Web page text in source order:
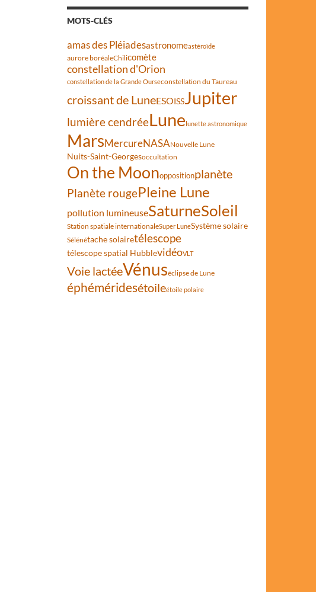
MOTS-CLÉS
amas des Pléiadesastronomeastéroïde
aurore boréaleChilicomète
constellation d'Orion
constellation de la Grande Ourseconstellation du Taureau
croissant de LuneESOISSJupiter
lumière cendréeLunelunette astronomique
MarsMercureNASANouvelle Lune
Nuits-Saint-Georgesoccultation
On the Moonoppositionplanète
Planète rougePleine Lune
pollution lumineuseSaturneSoleil
Station spatiale internationaleSuper LuneSystème solaire
Sélénétache solairetélescope
télescope spatial HubblevidéoVLT
Voie lactéeVénuséclipse de Lune
éphéméridesétoileétoile polaire